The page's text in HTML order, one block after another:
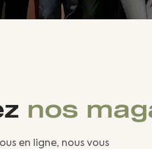
nos
en ligne, nous vous